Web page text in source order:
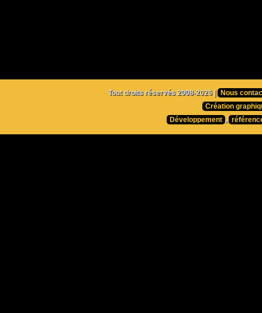
Tout droits réservés 2008-2026 |
Nous
Création
Développement ,